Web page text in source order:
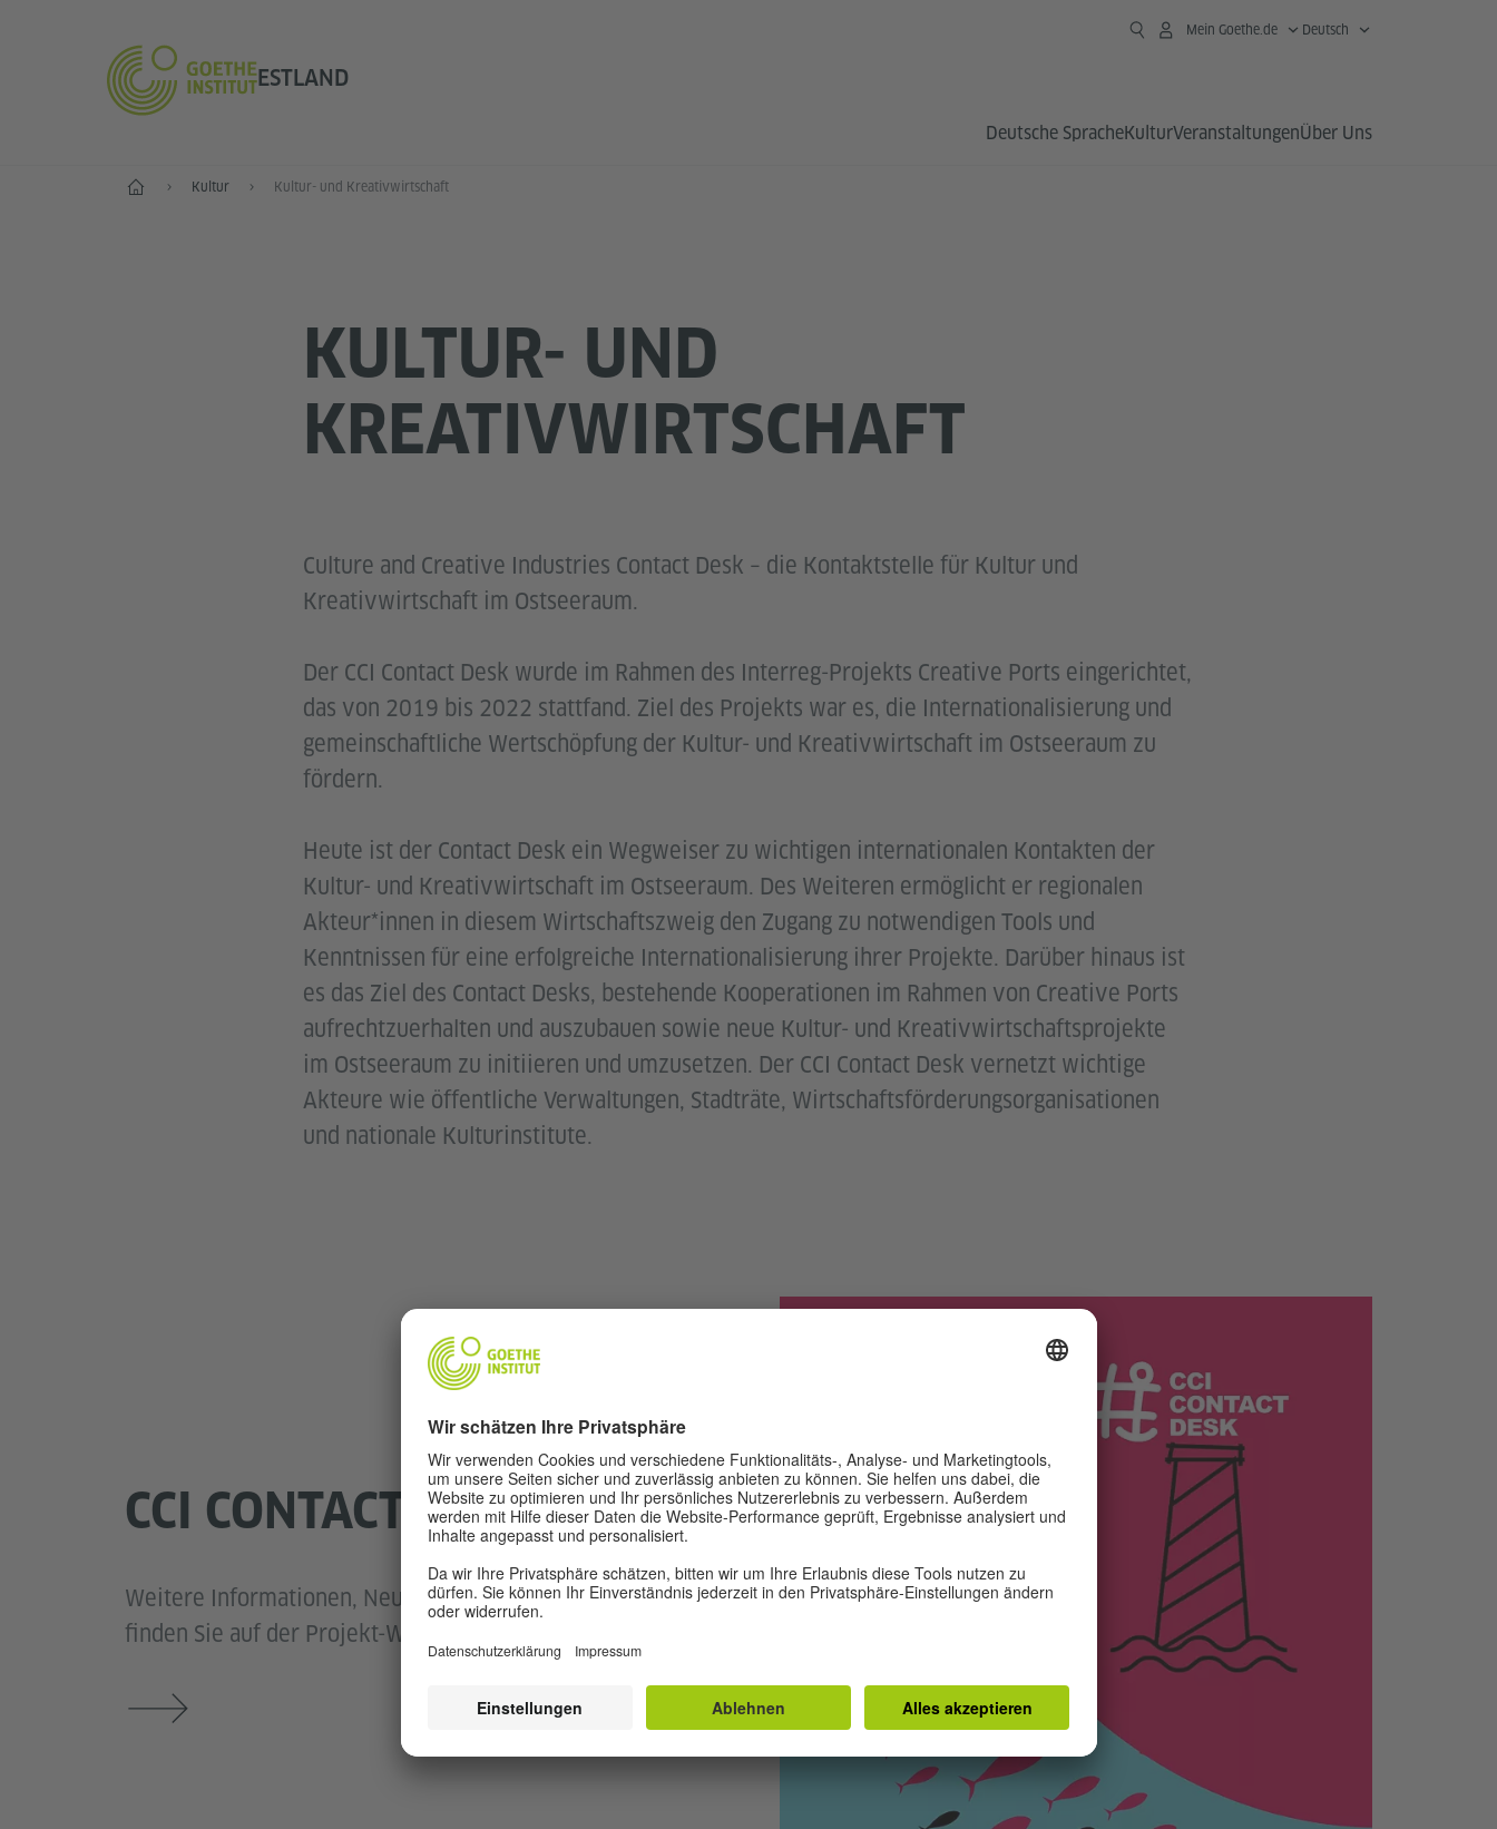
ESTLAND
Mein Goethe.de Deutsch
Deutsche SpracheKulturVeranstaltungenÜber Uns
Start Kultur Kultur- und Kreativwirtschaft
KULTUR- UND
KREATIVWIRTSCHAFT
Culture and Creative Industries Contact Desk – die Kontaktstelle für Kultur und
Kreativwirtschaft im Ostseeraum.
Der CCI Contact Desk wurde im Rahmen des Interreg-Projekts Creative Ports eingerichtet,
das von 2019 bis 2022 stattfand. Ziel des Projekts war es, die Internationalisierung und
gemeinschaftliche Wertschöpfung der Kultur- und Kreativwirtschaft im Ostseeraum zu
fördern.
Heute ist der Contact Desk ein Wegweiser zu wichtigen internationalen Kontakten der
Kultur- und Kreativwirtschaft im Ostseeraum. Des Weiteren ermöglicht er regionalen
Akteur*innen in diesem Wirtschaftszweig den Zugang zu notwendigen Tools und
Kenntnissen für eine erfolgreiche Internationalisierung ihrer Projekte. Darüber hinaus ist
es das Ziel des Contact Desks, bestehende Kooperationen im Rahmen von Creative Ports
aufrechtzuerhalten und auszubauen sowie neue Kultur- und Kreativwirtschaftsprojekte
im Ostseeraum zu initiieren und umzusetzen. Der CCI Contact Desk vernetzt wichtige
Akteure wie öffentliche Verwaltungen, Stadträte, Wirtschaftsförderungsorganisationen
und nationale Kulturinstitute.
CCI CONTACT DESK
Weitere Informationen, Neuigkeiten und aktuelle Projekte
finden Sie auf der Projekt-Webseite.